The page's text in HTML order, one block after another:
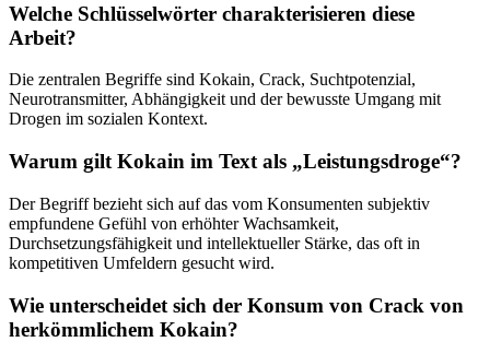
Welche Schlüsselwörter charakterisieren diese
Arbeit?
Die zentralen Begriffe sind Kokain, Crack, Suchtpotenzial,
Neurotransmitter, Abhängigkeit und der bewusste Umgang mit
Drogen im sozialen Kontext.
Warum gilt Kokain im Text als „Leistungsdroge“?
Der Begriff bezieht sich auf das vom Konsumenten subjektiv
empfundene Gefühl von erhöhter Wachsamkeit,
Durchsetzungsfähigkeit und intellektueller Stärke, das oft in
kompetitiven Umfeldern gesucht wird.
Wie unterscheidet sich der Konsum von Crack von
herkömmlichem Kokain?